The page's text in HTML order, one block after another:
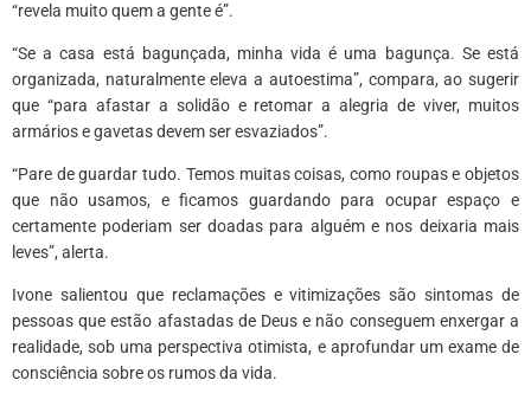
“revela muito quem a gente é”.
“Se a casa está bagunçada, minha vida é uma bagunça. Se está
organizada, naturalmente eleva a autoestima”, compara, ao sugerir
que “para afastar a solidão e retomar a alegria de viver, muitos
armários e gavetas devem ser esvaziados”.
“Pare de guardar tudo. Temos muitas coisas, como roupas e objetos
que não usamos, e ficamos guardando para ocupar espaço e
certamente poderiam ser doadas para alguém e nos deixaria mais
leves”, alerta.
Ivone salientou que reclamações e vitimizações são sintomas de
pessoas que estão afastadas de Deus e não conseguem enxergar a
realidade, sob uma perspectiva otimista, e aprofundar um exame de
consciência sobre os rumos da vida.